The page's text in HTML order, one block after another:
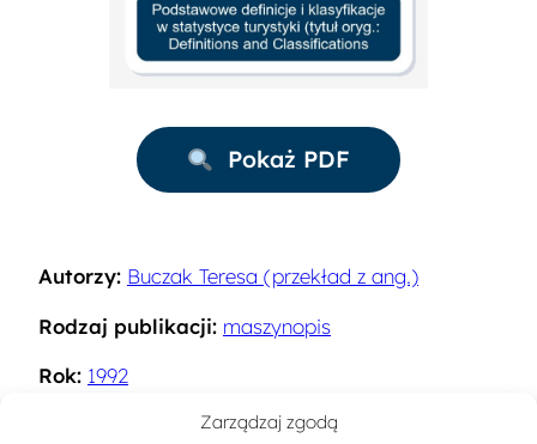
Zarządzaj zgodą
Pokaż PDF
Autorzy: Buczak Teresa (przekład z ang.)
Rodzaj publikacji: maszynopis
Rok: 1992
Miejsce wydania: Warszawa